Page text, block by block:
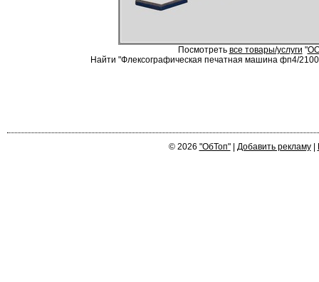
Посмотреть все товары/услуги "
Найти "Флексографическая печатная машина фп4/
© 2026 "ОбТоп"| Добавить рекламу|